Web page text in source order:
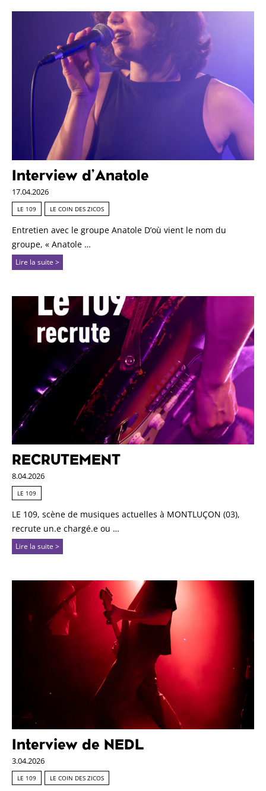
Interview d’Anatole
17.04.2026
LE 109 LE COIN DES ZICOS
Entretien avec le groupe Anatole D’où vient le nom du
groupe, « Anatole …
Lire la suite >
RECRUTEMENT
8.04.2026
LE 109
LE 109, scène de musiques actuelles à MONTLUÇON (03),
recrute un.e chargé.e ou …
Lire la suite >
Interview de NEDL
3.04.2026
LE 109 LE COIN DES ZICOS